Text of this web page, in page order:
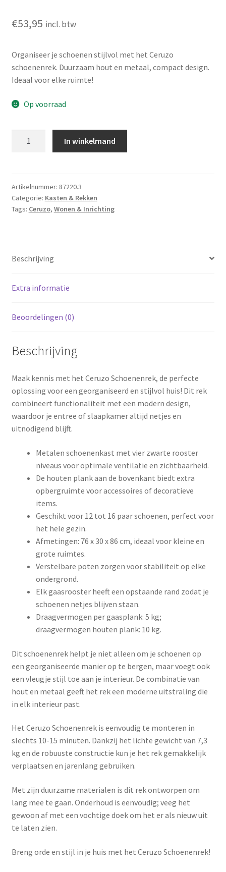
€53,95 incl. btw
Organiseer je schoenen stijlvol met het Ceruzo
schoenenrek. Duurzaam hout en metaal, compact design.
Ideaal voor elke ruimte!
Op voorraad
-
Metaal
-
In winkelmand
Artikelnummer: 87220.3
Categorie: Kasten & Rekken
Tags: Ceruzo, Wonen & Inrichting
Beschrijving
Extra informatie
Beoordelingen (0)
Beschrijving
Maak kennis met het Ceruzo Schoenenrek, de perfecte
oplossing voor een georganiseerd en stijlvol huis! Dit rek
combineert functionaliteit met een modern design,
waardoor je entree of slaapkamer altijd netjes en
uitnodigend blijft.
Metalen schoenenkast met vier zwarte rooster
niveaus voor optimale ventilatie en zichtbaarheid.
De houten plank aan de bovenkant biedt extra
opbergruimte voor accessoires of decoratieve
items.
Geschikt voor 12 tot 16 paar schoenen, perfect voor
het hele gezin.
Afmetingen: 76 x 30 x 86 cm, ideaal voor kleine en
grote ruimtes.
Verstelbare poten zorgen voor stabiliteit op elke
ondergrond.
Elk gaasrooster heeft een opstaande rand zodat je
schoenen netjes blijven staan.
Draagvermogen per gaasplank: 5 kg;
draagvermogen houten plank: 10 kg.
Dit schoenenrek helpt je niet alleen om je schoenen op
een georganiseerde manier op te bergen, maar voegt ook
een vleugje stijl toe aan je interieur. De combinatie van
hout en metaal geeft het rek een moderne uitstraling die
in elk interieur past.
Het Ceruzo Schoenenrek is eenvoudig te monteren in
slechts 10-15 minuten. Dankzij het lichte gewicht van 7,3
kg en de robuuste constructie kun je het rek gemakkelijk
verplaatsen en jarenlang gebruiken.
Met zijn duurzame materialen is dit rek ontworpen om
lang mee te gaan. Onderhoud is eenvoudig; veeg het
gewoon af met een vochtige doek om het er als nieuw uit
te laten zien.
Breng orde en stijl in je huis met het Ceruzo Schoenenrek!